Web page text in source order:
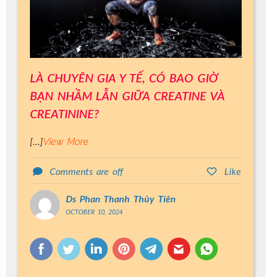
LÀ CHUYÊN GIA Y TẾ, CÓ BAO GIỜ
BẠN NHẦM LẪN GIỮA CREATINE VÀ
CREATININE?
[…]View More
Comments are off Like
Ds Phan Thanh Thủy Tiên
OCTOBER 10, 2024